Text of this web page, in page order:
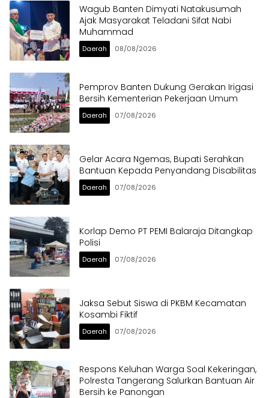
Wagub Banten Dimyati Natakusumah
Ajak Masyarakat Teladani Sifat Nabi
Muhammad
Daerah 08/08/2026
Pemprov Banten Dukung Gerakan Irigasi
Bersih Kementerian Pekerjaan Umum
Daerah 07/08/2026
Gelar Acara Ngemas, Bupati Serahkan
Bantuan Kepada Penyandang Disabilitas
Daerah 07/08/2026
Korlap Demo PT PEMI Balaraja Ditangkap
Polisi
Daerah 07/08/2026
Jaksa Sebut Siswa di PKBM Kecamatan
Kosambi Fiktif
Daerah 07/08/2026
Respons Keluhan Warga Soal Kekeringan,
Polresta Tangerang Salurkan Bantuan Air
Bersih ke Panongan